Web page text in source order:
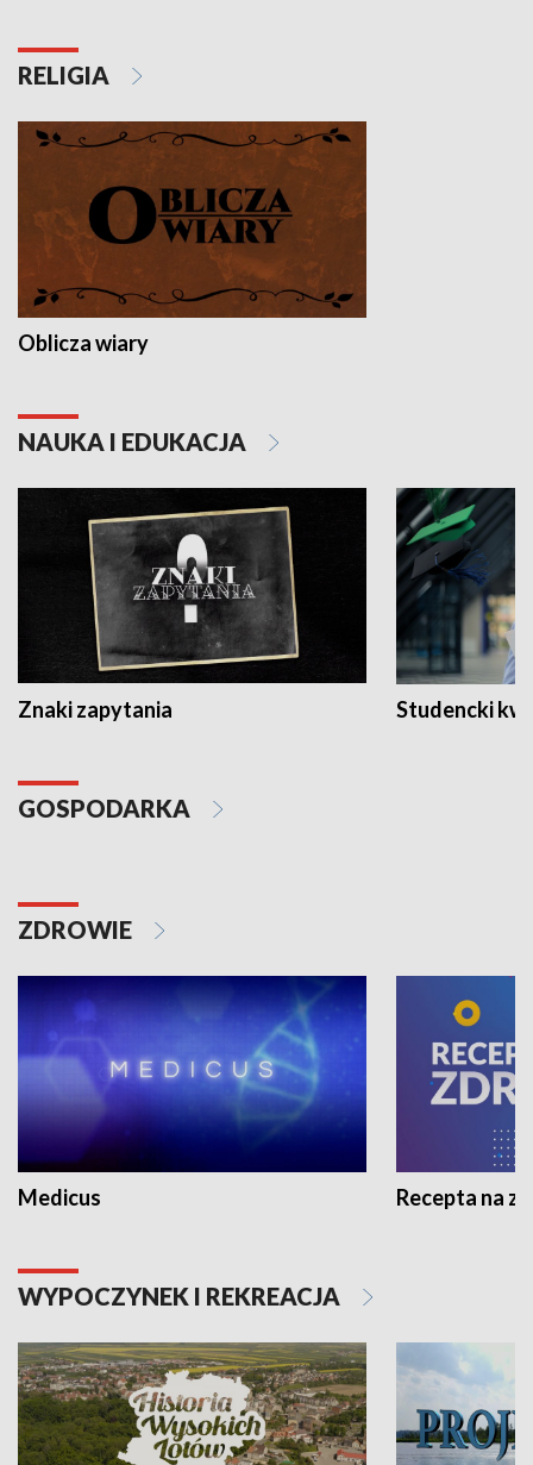
RELIGIA
Oblicza wiary
NAUKA I EDUKACJA
Znaki zapytania Studencki
GOSPODARKA
ZDROWIE
Medicus Recepta na
WYPOCZYNEK I REKREACJA